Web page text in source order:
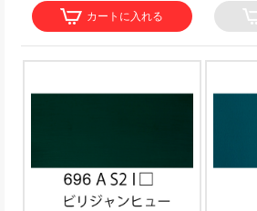
カートに入れる